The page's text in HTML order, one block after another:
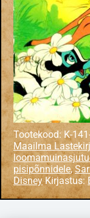
Tootekood:K-
Maailma
pisipõnnidele,
Disney Kirjastus: